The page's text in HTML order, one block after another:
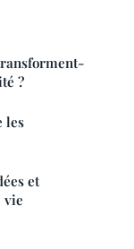
?
les
et
vie